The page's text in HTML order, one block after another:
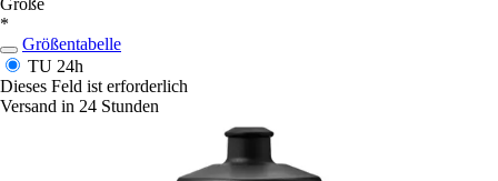
*
Größentabelle
TU 24h
Dieses Feld ist erforderlich
Versand in 24 Stunden